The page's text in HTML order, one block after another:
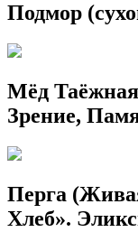
Подмор
Мёд
Зрение,
Перга
Хлеб».